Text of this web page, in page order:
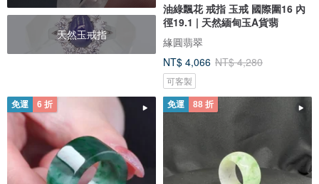
天然玉戒指
油綠飄花 戒指 玉戒 國際圍16 內
徑19.1 | 天然緬甸玉A貨翡
緣圓翡翠
NT$ 4,066 NT$ 4,280
可客製
免運 6 折 免運 88 折